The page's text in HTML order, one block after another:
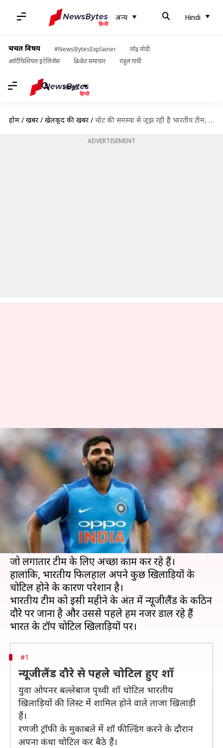
अन्य Hindi
चर्चित विषय #NewsBytesExplainer
नरेंद्र मोदी
आर्टिफिशियल इंटेलिजेंस
क्रिकेट समाचार राहुल गांधी
Hindi
होम / खबरें / खेलकूद की खबरें / चोट की समस्या से जूझ रही है भारतीय टीम, जानें चोटिल खिलाड़ियों की लिस्ट
ADVERTISEMENT
चोट की समस्या से जूझ रही है भारतीय
टीम, जानें चोटिल खिलाड़ियों की लिस्ट
Jan 04, 2020 08:35 pm
क्या है खबर?
भारतीय क्रिकेट टीम क्रिकेट के सभी फॉर्मेट में शानदार प्रदर्शन
कर रही है।
इस शानदार प्रदर्शन के पीछे भारतीय क्रिकेटर्स का प्रदर्शन है
जो लगातार टीम के लिए अच्छा काम कर रहे हैं।
हालांकि, भारतीय फिलहाल अपने कुछ खिलाड़ियों के
चोटिल होने के कारण परेशान है।
भारतीय टीम को इसी महीने के अंत में न्यूजीलैंड के कठिन
दौरे पर जाना है और उससे पहले हम नजर डाल रहे हैं
#1
न्यूजीलैंड दौरे से पहले चोटिल हुए शॉ
युवा ओपनर बल्लेबाज पृथ्वी शॉ चोटिल भारतीय
खिलाड़ियों की लिस्ट में शामिल होने वाले ताजा खिलाड़ी
हैं।
रणजी ट्रॉफी के मुकाबले में शॉ फील्डिंग करने के दौरान
अपना कंधा चोटिल कर बैठे हैं।